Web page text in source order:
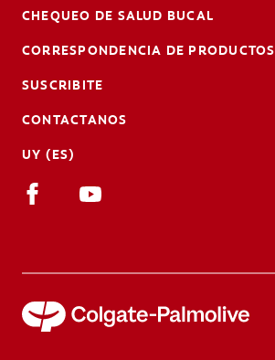
CHEQUEO DE SALUD BUCAL
CORRESPONDENCIA DE PRODUCTOS
SUSCRIBITE
CONTACTANOS
UY (ES)